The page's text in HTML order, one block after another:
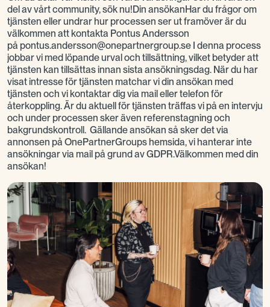
del av vårt community, sök nu!Din ansökanHar du frågor om
tjänsten eller undrar hur processen ser ut framöver är du
välkommen att kontakta Pontus Andersson
på pontus.andersson@onepartnergroup.se I denna process
jobbar vi med löpande urval och tillsättning, vilket betyder att
tjänsten kan tillsättas innan sista ansökningsdag. När du har
visat intresse för tjänsten matchar vi din ansökan med
tjänsten och vi kontaktar dig via mail eller telefon för
återkoppling. Är du aktuell för tjänsten träffas vi på en intervju
och under processen sker även referenstagning och
bakgrundskontroll. Gällande ansökan så sker det via
annonsen på OnePartnerGroups hemsida, vi hanterar inte
ansökningar via mail på grund av GDPR.Välkommen med din
ansökan!